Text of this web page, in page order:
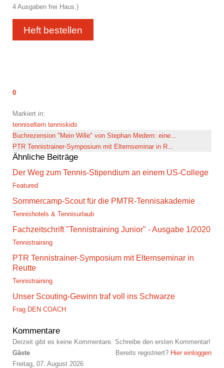
4 Ausgaben frei Haus.)
Heft bestellen
0
Markiert in:
tenniseltern tenniskids
Buchrezension "Mein Wille" von Stephan Medem: eine...
PTR Tennistrainer-Symposium mit Elternseminar in R...
Ähnliche Beiträge
Der Weg zum Tennis-Stipendium an einem US-College
Featured
Sommercamp-Scout für die PMTR-Tennisakademie
Tennishotels & Tennisurlaub
Fachzeitschrift "Tennistraining Junior" - Ausgabe 1/2020
Tennistraining
PTR Tennistrainer-Symposium mit Elternseminar in
Reutte
Tennistraining
Unser Scouting-Gewinn traf voll ins Schwarze
Frag DEN COACH
Kommentare
Derzeit gibt es keine Kommentare. Schreibe den ersten Kommentar!
Bereits registriert? Hier einloggen
Gäste
Freitag, 07. August 2026